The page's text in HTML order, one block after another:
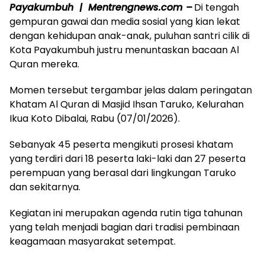
Payakumbuh | Mentrengnews.com –Di tengah
gempuran gawai dan media sosial yang kian lekat
dengan kehidupan anak-anak, puluhan santri cilik di
Kota Payakumbuh justru menuntaskan bacaan Al
Quran mereka.
Momen tersebut tergambar jelas dalam peringatan
Khatam Al Quran di Masjid Ihsan Taruko, Kelurahan
Ikua Koto Dibalai, Rabu (07/01/2026).
Sebanyak 45 peserta mengikuti prosesi khatam
yang terdiri dari 18 peserta laki-laki dan 27 peserta
perempuan yang berasal dari lingkungan Taruko
dan sekitarnya.
Kegiatan ini merupakan agenda rutin tiga tahunan
yang telah menjadi bagian dari tradisi pembinaan
keagamaan masyarakat setempat.